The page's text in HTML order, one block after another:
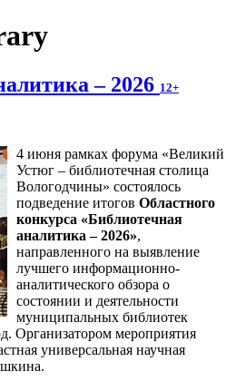
– 2026 12+
4 июня рамках форума «Великий
Устюг – библиотечная столица
Вологодчины» состоялось
подведение итогов Областного
конкурса «Библиотечная
аналитика – 2026»,
направленного на выявление
лучшего информационно-
аналитического обзора о
состоянии и деятельности
муниципальных библиотек
Организатором мероприятия
универсальная научная